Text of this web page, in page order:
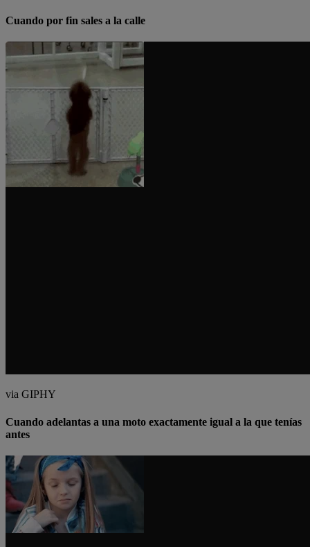
Cuando por fin sales a la calle
via GIPHY
Cuando adelantas a una moto exactamente igual a la que tenías
antes